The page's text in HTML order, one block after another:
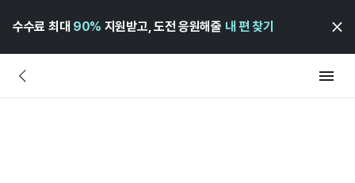
수수료 최대 90% 지원받고, 도전 응원해줄 내 편 찾기